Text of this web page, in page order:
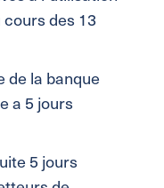
des 13
de la banque
a 5 jours
5 jours